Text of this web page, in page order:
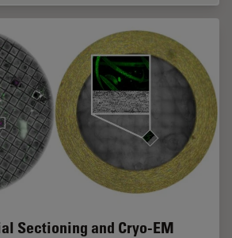
Sectioning and Cryo-EM